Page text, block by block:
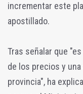
incrementar este
apostillado.
Tras señalar que
de los precios y
provincia", ha